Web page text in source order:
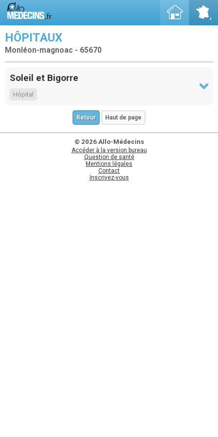
HÔPITAUX
Monléon-magnoac - 65670
Soleil et Bigorre
Hôpital
Retour Haut de page
© 2026 Allo-Médecins
Accéder à la version bureau
Question de santé
Mentions légales
Contact
Inscrivez-vous